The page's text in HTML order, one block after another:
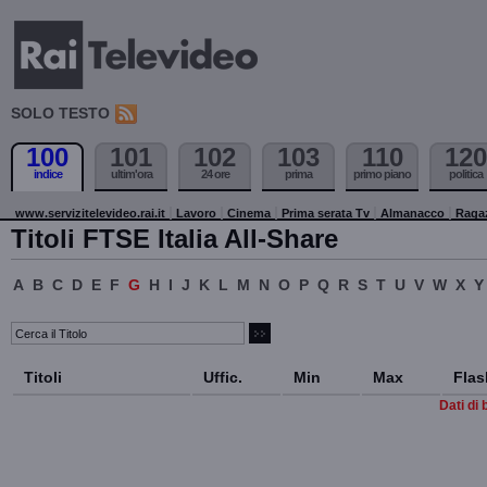
SOLO TESTO
100
indice
101
ultim'ora
102
24 ore
103
prima
110
primo piano
120
politica
www.servizitelevideo.rai.it Lavoro Cinema Prima serata Tv Almanacco
Titoli FTSE Italia All-Share
A B C D E F G H I J K L M N O P Q R S T U V W X Y
Titoli Uffic. Min Max
Dati di